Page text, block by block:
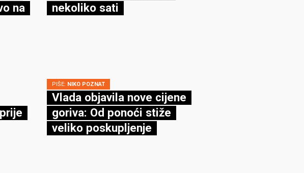
na
nekoliko sati
PIŠE: NIKO POZNAT
Vlada objavila nove cijene
goriva: Od ponoći stiže
veliko poskupljenje